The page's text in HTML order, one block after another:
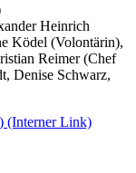
Heinrich
Ködel (Volontärin),
Reimer (Chef
Denise Schwarz,
(Interner Link)